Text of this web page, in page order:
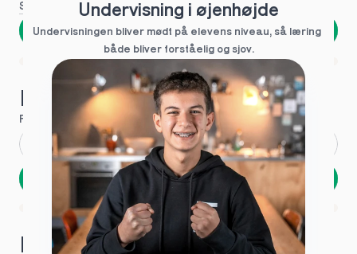
Se flere
Næste
Spring over
1 ud af 9 for at finde den rette tutor
Hvad hedder du?
Fornavn Efternavn
Næste
Opbevares sikkert - oplysninger deles aldrig
1 ud af 9 for at finde den rette tutor
Hvordan kontakter vi dig?
Undervisning i øjenhøjde
Undervisningen bliver mødt på elevens niveau, så læring
både bliver forståelig og sjov.